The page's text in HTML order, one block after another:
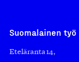
Suomalainen työ
Eteläranta 14,